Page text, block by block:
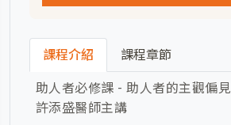
課程介紹 課程章節
助人者必修課 - 助人者的主觀偏見
許添盛醫師主講